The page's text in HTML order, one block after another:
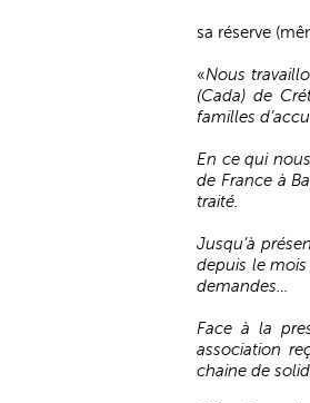
sa réserve
«Nous
(Cada) de
familles
En ce qui
de France à
traité.
Jusqu’à
depuis le
demandes…
Face à la
association
chaine de